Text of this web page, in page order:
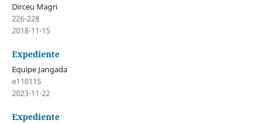
Dirceu Magri
226-228
2018-11-15
Expediente
Equipe Jangada
e110115
2023-11-22
Expediente